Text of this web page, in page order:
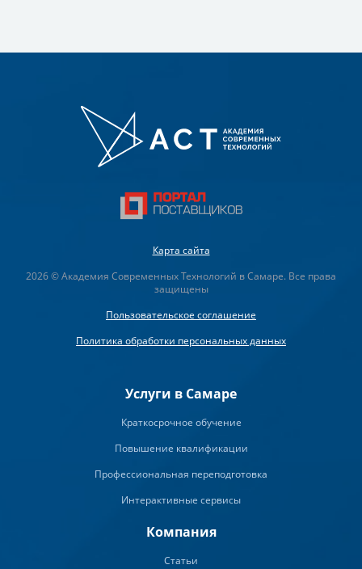
Карта сайта
2026 © Академия Современных Технологий в Самаре. Все права
защищены
Пользовательское соглашение
Политика обработки персональных данных
Услуги в Самаре
Краткосрочное обучение
Повышение квалификации
Профессиональная переподготовка
Интерактивные сервисы
Компания
Статьи